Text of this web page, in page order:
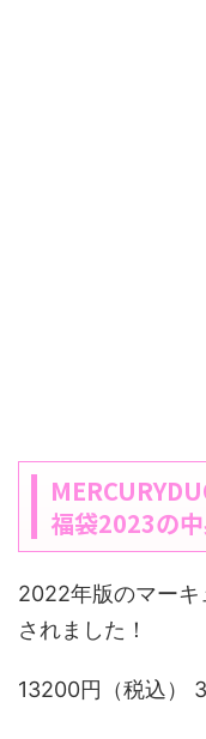
福袋2023の
2022年版のマーキ
されました！
13200円（税込）